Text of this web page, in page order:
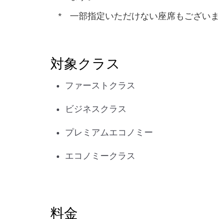
一部指定いただけない座席もござい
対象クラス
ファーストクラス
ビジネスクラス
プレミアムエコノミー
エコノミークラス
料金